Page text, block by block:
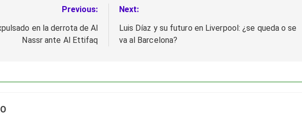
Previous:
en la derrota de Al
Nassr ante Al Ettifaq
Next:
Luis Díaz y su futuro en Liverpool: ¿se queda o se
va al Barcelona?